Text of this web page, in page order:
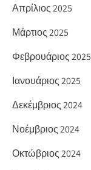
Απρίλιος 2025
Μάρτιος 2025
Φεβρουάριος 2025
Ιανουάριος 2025
Δεκέμβριος 2024
Νοέμβριος 2024
Οκτώβριος 2024